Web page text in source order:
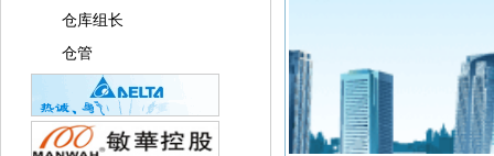
仓库组长
仓管